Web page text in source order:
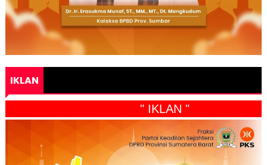
IKLAN
" IKLAN "